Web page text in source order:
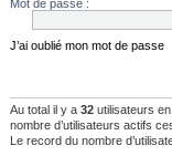
Mot de passe :
J’ai oublié mon mot de passe
Au total il y a 32 utilisateurs
nombre d’utilisateurs actifs
Le record du nombre